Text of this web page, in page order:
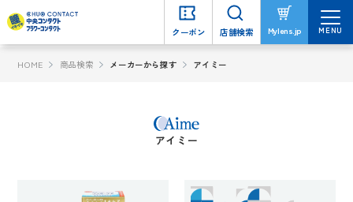
クーポン 店舗検索 Mylens.jp MENU
HOME 商品検索 メーカーから探す アイミー
アイミー
クーポン 店舗検索 Mylens.jp MENU